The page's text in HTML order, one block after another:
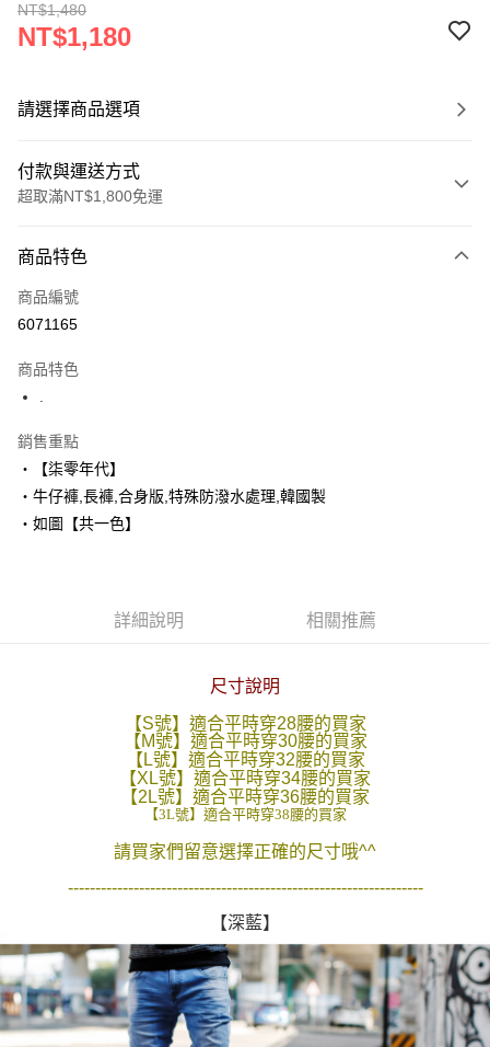
NT$1,480
NT$1,180
請選擇商品選項
付款與運送方式
超取滿NT$1,800免運
信用卡一次付款
超商取貨付款
街口支付
悠遊付
Google Pay
AFTEE先享後付是「在收到商品之後才付款」的支付方式。 讓您購物簡單
２．便利：只要手機號碼，簡訊認證，即可結帳。
【「AFTEE先享後付」結帳流程】
１．於結帳方式選擇「AFTEE先享後付」後，將跳轉至「AFTEE先享後付」
結帳頁面，進行簡訊認證並確認金額後，即可完成結帳。
２．訂單成立數日內，您將收到繳費通知簡訊。
３．收到繳費通知簡訊後14天內，點擊此簡訊中的連結，可透過四大超商／
ATM／網路銀行／等多元方式進行付款，方視為交易完成。
※ 請注意：結帳手續完成當下不需立刻繳費，但若您需要取消訂單，請聯絡
※ 交易是否成功請以「AFTEE先享後付 」之結帳頁面顯示為準，若有關於
客戶支援中心」https://netprotections.freshdesk.com/support/home
【注意事項】
１．透過由恩沛科技股份有限公司提供之「AFTEE先享後付」服務完成之交
易，需依本服務之必要範圍內提供個人資料，並將交易相關給付款項請求債
每筆NT$80，滿NT$1,800(含以上)免運費
先付款後全家取貨
每筆NT$80，滿NT$1,800(含以上)免運費
每筆NT$80，滿NT$1,800(含以上)免運費
宅配
每筆NT$120，滿NT$3,000(含以上)免運費
商品特色
商品編號
6071165
商品特色
銷售重點
‧【柒零年代】
‧牛仔褲,長褲,合身版,特殊防潑水處理,韓國製
‧如圖【共一色】
詳細說明 相關推薦
尺寸說明
【S號】適合平時穿28腰的買家
【M號】適合平時穿30腰的買家
【L號】適合平時穿32腰的買家
【XL號】適合平時穿34腰的買家
【2L號】適合平時穿36腰的買家
【3L號】適合平時穿38腰的買家
請買家們留意選擇正確的尺寸哦^^
-----------------------------------------------------------------
【深藍】